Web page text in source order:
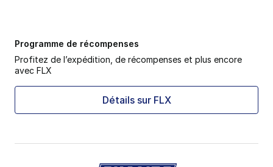
Programme de récompenses
Profitez de l’expédition, de récompenses et plus encore
avec FLX
Détails sur FLX